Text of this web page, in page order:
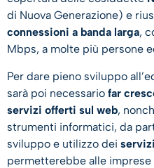
di Nuova Generazione) e
connessioni a banda larga,
Mbps, a molte più persone
Per dare pieno sviluppo
sarà poi necessario far
servizi offerti sul web,
strumenti informatici, da
sviluppo e utilizzo dei
permetterebbe alle